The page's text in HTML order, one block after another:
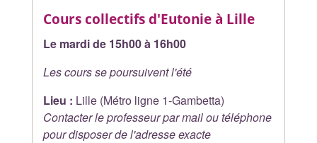
Cours collectifs d'Eutonie à Lille
Le mardi de 15h00 à 16h00
Les cours se poursuivent l'été
Lieu : Lille (Métro ligne 1-Gambetta)
Contacter le professeur par mail ou téléphone
pour disposer de l'adresse exacte